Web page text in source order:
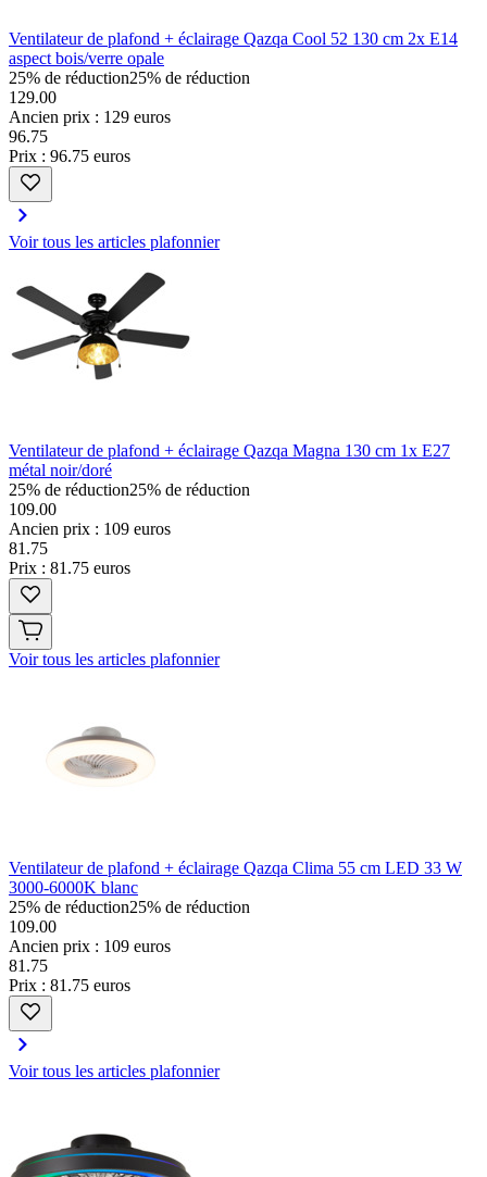
Ventilateur de plafond + éclairage Qazqa Cool 52 130 cm 2x E14
aspect bois/verre opale
25% de réduction25% de réduction
129.00
Ancien prix : 129 euros
96.75
Prix : 96.75 euros
Voir tous les articles plafonnier
Ventilateur de plafond + éclairage Qazqa Magna 130 cm 1x E27
métal noir/doré
25% de réduction25% de réduction
109.00
Ancien prix : 109 euros
81 .75
Prix : 81.75 euros
Voir tous les articles plafonnier
Ventilateur de plafond + éclairage Qazqa Clima 55 cm LED 33 W
3000-6000K blanc
25% de réduction25% de réduction
109.00
Ancien prix : 109 euros
81 .75
Prix : 81.75 euros
Voir tous les articles plafonnier